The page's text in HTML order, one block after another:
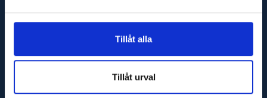
Tillåt alla
Tillåt urval